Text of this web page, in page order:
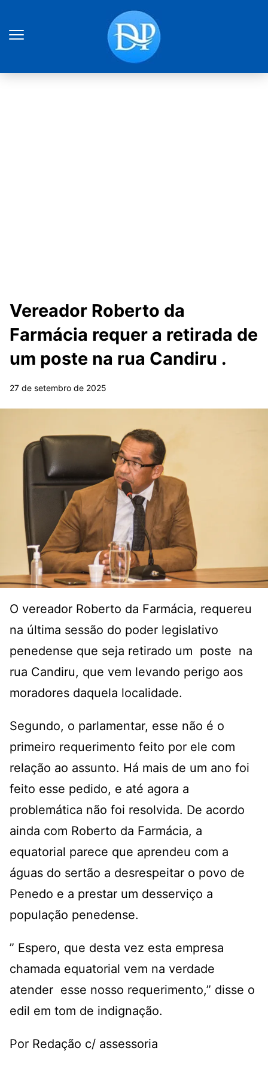
Vereador Roberto da
Farmácia requer a retirada de
um poste na rua Candiru .
27 de setembro de 2025
O vereador Roberto da Farmácia, requereu
na última sessão do poder legislativo
penedense que seja retirado um poste na
rua Candiru, que vem levando perigo aos
moradores daquela localidade.
Segundo, o parlamentar, esse não é o
primeiro requerimento feito por ele com
relação ao assunto. Há mais de um ano foi
feito esse pedido, e até agora a
problemática não foi resolvida. De acordo
ainda com Roberto da Farmácia, a
equatorial parece que aprendeu com a
águas do sertão a desrespeitar o povo de
Penedo e a prestar um desserviço a
população penedense.
” Espero, que desta vez esta empresa
chamada equatorial vem na verdade
atender esse nosso requerimento,” disse o
edil em tom de indignação.
Por Redação c/ assessoria